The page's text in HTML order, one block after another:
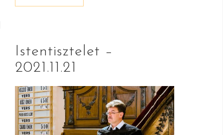
Istentisztelet –
2021.11.21